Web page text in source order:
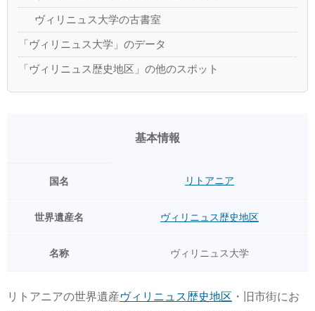
ヴィリニュス大学の古書室
「ヴィリニュス大学」のデータ
「ヴィリニュス歴史地区」の他のスポット
基本情報
国名 リトアニア
世界遺産名 ヴィリニュス歴史地区
名称 ヴィリニュス大学
リトアニアの世界遺産ヴィリニュス歴史地区 ・旧市街にお